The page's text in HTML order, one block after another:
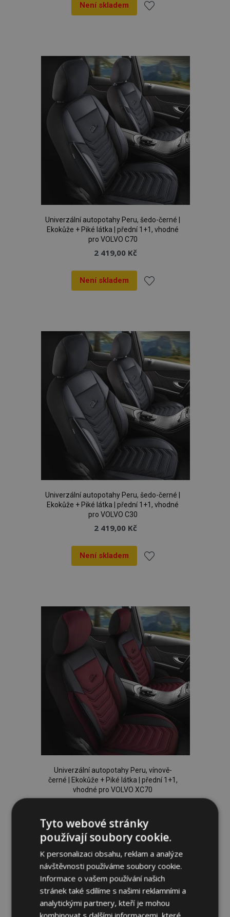
Není skladem
oblíbeným
Univerzální autopotahy Peru, šedo-černé |
Ekokůže + Piké látka | přední 1+1, vhodné
pro VOLVO C70
2 419,00 Kč
Není skladem
oblíbeným
Univerzální autopotahy Peru, šedo-černé |
Ekokůže + Piké látka | přední 1+1, vhodné
pro VOLVO C30
2 419,00 Kč
Není skladem
oblíbeným
Univerzální autopotahy Peru, vínově-
černé | Ekokůže + Piké látka | přední 1+1,
vhodné pro VOLVO XC70
Přidat Do Košíku
Přidat
k
oblíbeným
Tyto webové stránky
používají soubory cookie.
K personalizaci obsahu, reklam a analýze
návštěvnosti používáme soubory cookie.
Informace o vašem používání našich
stránek také sdílíme s našimi reklamními a
analytickými partnery, kteří je mohou